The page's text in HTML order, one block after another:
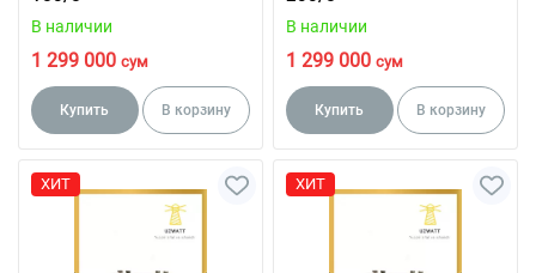
В наличии
1 299 000 сум
Купить В корзину
В наличии
1 299 000 сум
Купить В корзину
ХИТ ХИТ